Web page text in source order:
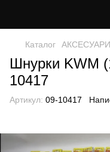
Каталог АКСЕСУАРИ
Шнурки KWM
10417
Артикул: 09-10417